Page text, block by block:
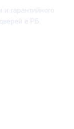
и гарантийного
в РБ.